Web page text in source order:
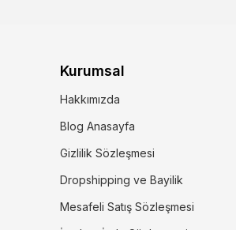
Kurumsal
Hakkımızda
Blog Anasayfa
Gizlilik Sözleşmesi
Dropshipping ve Bayilik
Mesafeli Satış Sözleşmesi